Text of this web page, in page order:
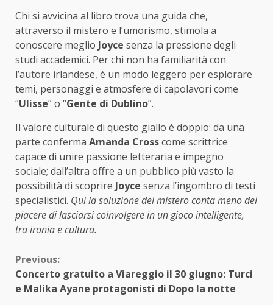
Chi si avvicina al libro trova una guida che,
attraverso il mistero e l’umorismo, stimola a
conoscere meglio Joyce senza la pressione degli
studi accademici. Per chi non ha familiarità con
l’autore irlandese, è un modo leggero per esplorare
temi, personaggi e atmosfere di capolavori come
“Ulisse” o “Gente di Dublino”.
Il valore culturale di questo giallo è doppio: da una
parte conferma Amanda Crosscome scrittrice
capace di unire passione letteraria e impegno
sociale; dall’altra offre a un pubblico più vasto la
possibilità di scoprire Joyce senza l’ingombro di testi
specialistici. Qui la soluzione del mistero conta meno del
piacere di lasciarsi coinvolgere in un gioco intelligente,
tra ironia e cultura.
Continue
Reading
Previous:
Concerto gratuito a Viareggio il 30 giugno: Turci
e Malika Ayane protagonisti di Dopo la notte